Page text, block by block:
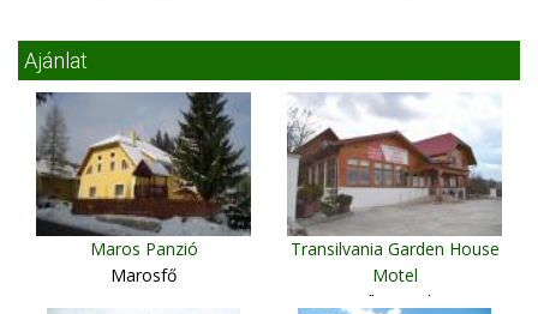
Ajánlat
Maros Panzió
Marosfő
Transilvania Garden House
Motel
Csíkszereda